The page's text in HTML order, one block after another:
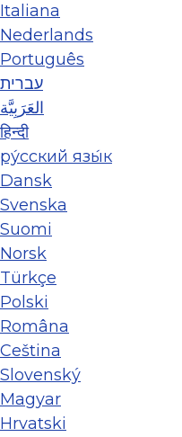
Italiana
Nederlands
Português
עברית
العَرَبِيَّة
हिन्दी
ру́сский язы́к
Dansk
Svenska
Suomi
Norsk
Türkçe
Polski
Româna
Ceština
Slovenský
Magyar
Hrvatski